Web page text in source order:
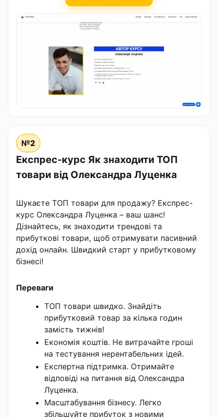
№2
Експрес-курс Як знаходити ТОП
товари від Олександра Луценка
Шукаєте ТОП товари для продажу? Експрес-
курс Олександра Луценка – ваш шанс!
Дізнайтесь, як знаходити трендові та
прибуткові товари, щоб отримувати пасивний
дохід онлайн. Швидкий старт у прибутковому
бізнесі!
Переваги
ТОП товари швидко. Знайдіть
прибутковий товар за кілька годин
замість тижнів!
Економія коштів. Не витрачайте гроші
на тестування нерентабельних ідей.
Експертна підтримка. Отримайте
відповіді на питання від Олександра
Луценка.
Масштабування бізнесу. Легко
збільшуйте прибуток з новими